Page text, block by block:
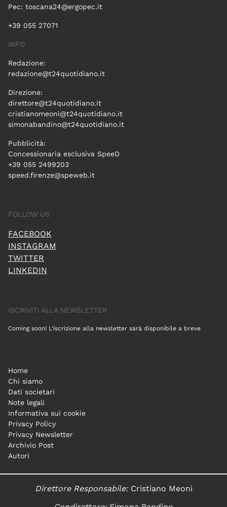
Pec: toscana24@ergopec.it
+39 055 27071
INFO
Redazione:
redazione@t24quotidiano.it
Direzione:
direttore@t24quotidiano.it
cristianomeoni@t24quotidiano.it
simonabandino@t24quotidiano.it
Pubblicità:
Concessionaria esclusiva SpeeD
+39 055 2499203
speed.firenze@speweb.it
FOLLOW US
FACEBOOK
INSTAGRAM
TWITTER
LINKEDIN
ISCRIVITI ALLA NEWSLETTER
Coming soon! L'iscrizione alla newsletter sarà disponibile a breve
Home
Chi siamo
Dati societari
Note legali
Informativa sui cookie
Privacy Policy
Privacy Newsletter
Archivio Post
Autori
Direttore Responsabile:Cristiano Meoni